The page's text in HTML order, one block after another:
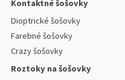
Kontaktné šošovky
Dioptrické šošovky
Farebné šošovky
Crazy šošovky
Roztoky na šošovky